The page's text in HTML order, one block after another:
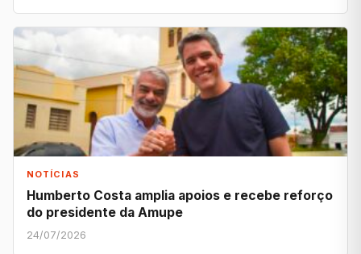
NOTÍCIAS
Humberto Costa amplia apoios e recebe reforço
do presidente da Amupe
24/07/2026